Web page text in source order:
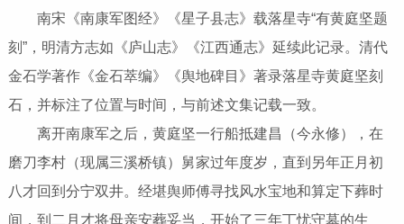
南宋《南康军图经》《星子县志》载落星寺“有黄庭坚题
刻”，明清方志如《庐山志》《江西通志》延续此记录。清代
金石学著作《金石萃编》《舆地碑目》著录落星寺黄庭坚刻
石，并标注了位置与时间，与前述文集记载一致。
离开南康军之后，黄庭坚一行船抵建昌（今永修），在
磨刀李村（现属三溪桥镇）舅家过年度岁，直到另年正月初
八才回到分宁双井。经堪舆师傅寻找风水宝地和算定下葬时
间，到二月才将母亲安葬妥当，开始了三年丁忧守墓的生